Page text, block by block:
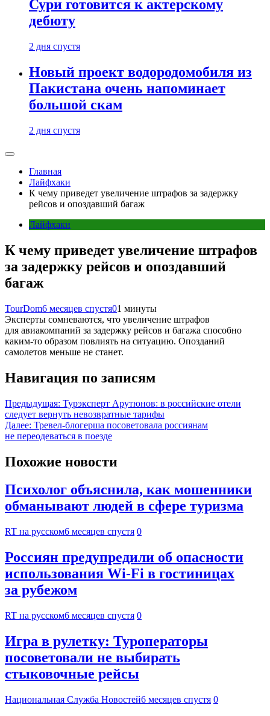
Сури готовится к актерскому
дебюту
2 дня спустя
Новый проект водородомобиля из
Пакистана очень напоминает
большой скам
2 дня спустя
Главная
Лайфхаки
К чему приведет увеличение штрафов за задержку
рейсов и опоздавший багаж
Лайфхаки
К чему приведет увеличение штрафов
за задержку рейсов и опоздавший
багаж
TourDom6 месяцев спустя01 минуты
Эксперты сомневаются, что увеличение штрафов
для авиакомпаний за задержку рейсов и багажа способно
каким-то образом повлиять на ситуацию. Опозданий
самолетов меньше не станет.
Навигация по записям
Предыдущая: Турэксперт Арутюнов: в российские отели
следует вернуть невозвратные тарифы
Далее: Тревел-блогерша посоветовала россиянам
не переодеваться в поезде
Похожие новости
Психолог объяснила, как мошенники
обманывают людей в сфере туризма
RT на русском6 месяцев спустя 0
Россиян предупредили об опасности
использования Wi-Fi в гостиницах
за рубежом
RT на русском6 месяцев спустя 0
Игра в рулетку: Туроператоры
посоветовали не выбирать
стыковочные рейсы
Национальная Служба Новостей6 месяцев спустя 0